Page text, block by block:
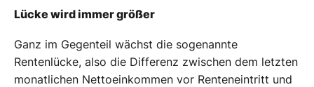
Lücke wird immer größer
Ganz im Gegenteil wächst die sogenannte
Rentenlücke, also die Differenz zwischen dem letzten
monatlichen Nettoeinkommen vor Renteneintritt und